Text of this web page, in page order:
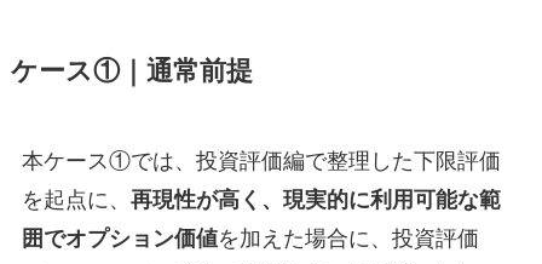
ケース①｜通常前提
本ケース①では、投資評価編で整理した下限評価
を起点に、 再現性が高く、現実的に利用可能な範
囲でオプション価値を加えた場合に、投資評価